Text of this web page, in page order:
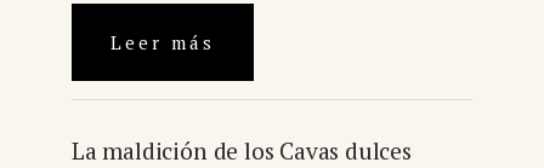
Leer más
La maldición de los Cavas dulces